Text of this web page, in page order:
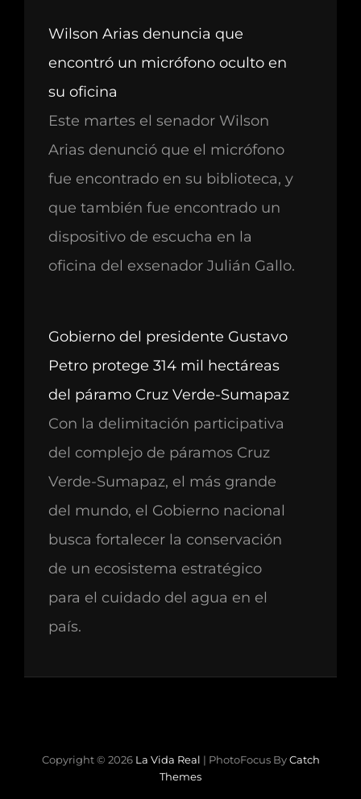
Wilson Arias denuncia que
encontró un micrófono oculto en
su oficina
Este martes el senador Wilson
Arias denunció que el micrófono
fue encontrado en su biblioteca, y
que también fue encontrado un
dispositivo de escucha en la
oficina del exsenador Julián Gallo.
Gobierno del presidente Gustavo
Petro protege 314 mil hectáreas
del páramo Cruz Verde-Sumapaz
Con la delimitación participativa
del complejo de páramos Cruz
Verde-Sumapaz, el más grande
del mundo, el Gobierno nacional
busca fortalecer la conservación
de un ecosistema estratégico
para el cuidado del agua en el
país.
Copyright © 2026 La Vida Real | PhotoFocus ByCatch
Themes